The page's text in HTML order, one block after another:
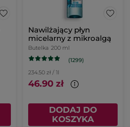
Nawilżający płyn
micelarny z mikroalgą
Butelka 200 ml
(1299)
234.50 zł / 1l
46.90 zł
DODAJ DO
KOSZYKA